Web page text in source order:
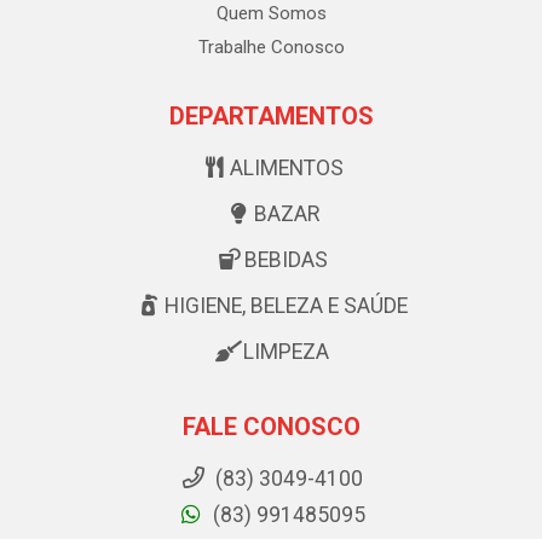
Quem Somos
Trabalhe Conosco
DEPARTAMENTOS
ALIMENTOS
BAZAR
BEBIDAS
HIGIENE, BELEZA E SAÚDE
LIMPEZA
FALE CONOSCO
(83) 3049-4100
(83) 991485095